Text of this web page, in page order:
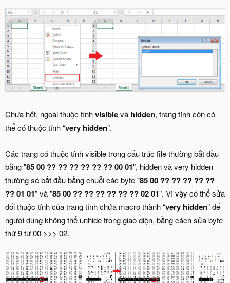
Chưa hết, ngoài thuộc tínhvisiblevà hidden, trang tính còn có
thể có thuộc tính “very hidden”.
Các trang có thuộc tính visible trong cấu trúc file thường bắt đầu
bằng "85 00 ?? ?? ?? ?? ?? ?? 00 01", hidden và very hidden
thường sẽ bắt đầu bằng chuỗi các byte "85 00 ?? ?? ?? ?? ??
?? 01 01" và "85 00 ?? ?? ?? ?? ?? ?? 02 01". Vì vậy có thể sửa
đổi thuộc tính của trang tính chứa macro thành “very hidden” để
người dùng không thể unhide trong giao diện, bằng cách sửa byte
thứ 9 từ 00 >>> 02.